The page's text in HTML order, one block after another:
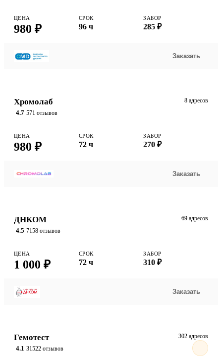
ЦЕНА
980 ₽
СРОК
96 ч
ЗАБОР
285 ₽
Заказать
Хромолаб
4.7 571 отзывов
8 адресов
ЦЕНА
980 ₽
СРОК
72 ч
ЗАБОР
270 ₽
Заказать
ДНКОМ
4.5 7158 отзывов
69 адресов
ЦЕНА
1 000 ₽
СРОК
72 ч
ЗАБОР
310 ₽
Заказать
Гемотест
4.1 31522 отзывов
302 адресов